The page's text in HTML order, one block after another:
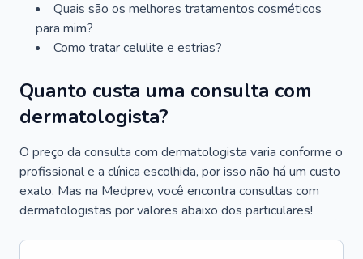
Quais são os melhores tratamentos cosméticos
para mim?
Como tratar celulite e estrias?
Quanto custa uma consulta com
dermatologista?
O preço da consulta com dermatologista varia conforme o
profissional e a clínica escolhida, por isso não há um custo
exato. Mas na Medprev, você encontra consultas com
dermatologistas por valores abaixo dos particulares!